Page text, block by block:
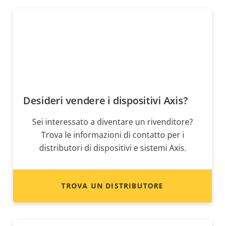
Desideri vendere i dispositivi Axis?
Sei interessato a diventare un rivenditore?
Trova le informazioni di contatto per i
distributori di dispositivi e sistemi Axis.
TROVA UN DISTRIBUTORE